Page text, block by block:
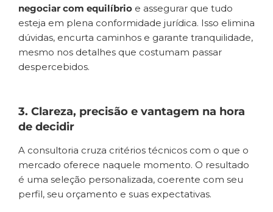
negociar com equilíbrio e assegurar que tudo
esteja em plena conformidade jurídica. Isso elimina
dúvidas, encurta caminhos e garante tranquilidade,
mesmo nos detalhes que costumam passar
despercebidos.
3. Clareza, precisão e vantagem na hora
de decidir
A consultoria cruza critérios técnicos com o que o
mercado oferece naquele momento. O resultado
é uma seleção personalizada, coerente com seu
perfil, seu orçamento e suas expectativas.